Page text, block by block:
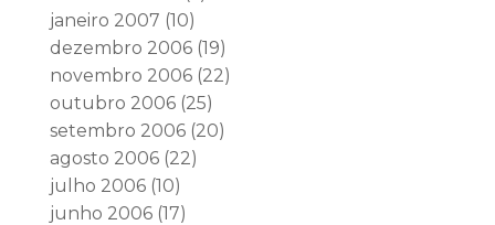
janeiro 2007 (10)
dezembro 2006(19)
novembro 2006(22)
outubro 2006(25)
setembro 2006(20)
agosto 2006(22)
julho 2006(10)
junho 2006(17)